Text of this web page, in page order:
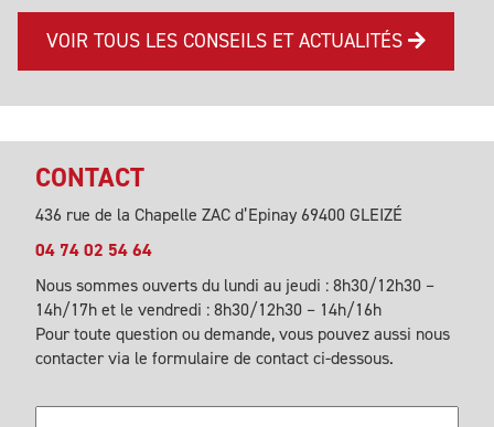
VOIR TOUS LES CONSEILS ET ACTUALITÉS
CONTACT
436 rue de la Chapelle ZAC d’Epinay 69400 GLEIZÉ
04 74 02 54 64
Nous sommes ouverts du lundi au jeudi : 8h30/12h30 –
14h/17h et le vendredi : 8h30/12h30 – 14h/16h
Pour toute question ou demande, vous pouvez aussi nous
contacter via le formulaire de contact ci-dessous.